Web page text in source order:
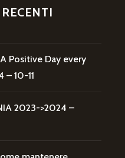
Positive Day every
– 10-11
2023->2024 –